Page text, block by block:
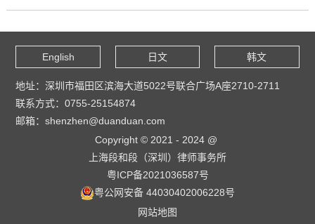
English 日文 韩文
地址：深圳市福田区滨海大道5022号联合广场A座2710-2711
联系方式：0755-25154874
邮箱：shenzhen@duanduan.com
Copyright © 2021 - 2024 @
上海段和段（深圳）律师事务所
粤ICP备2021036587号
粤公网安备 44030402006228号
网站地图